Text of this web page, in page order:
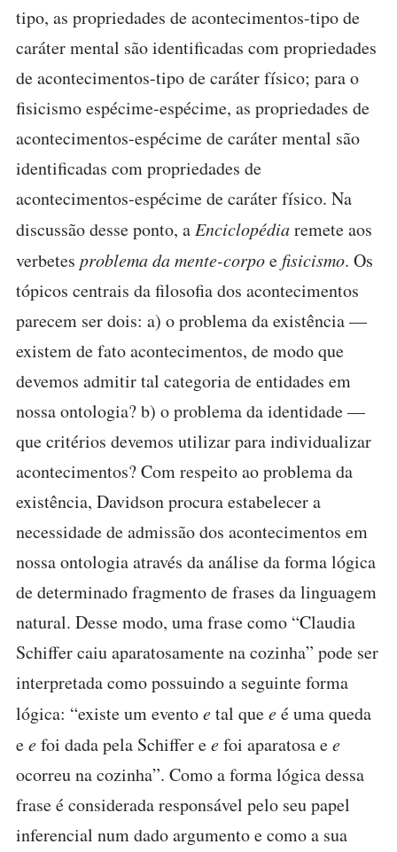
tipo, as propriedades de acontecimentos-tipo de
caráter mental são identificadas com propriedades
de acontecimentos-tipo de caráter físico; para o
fisicismo espécime-espécime, as propriedades de
acontecimentos-espécime de caráter mental são
identificadas com propriedades de
acontecimentos-espécime de caráter físico. Na
discussão desse ponto, a Enciclopédiaremete aos
verbetes problema da mente-corpoe fisicismo. Os
tópicos centrais da filosofia dos acontecimentos
parecem ser dois: a) o problema da existência —
existem de fato acontecimentos, de modo que
devemos admitir tal categoria de entidades em
nossa ontologia? b) o problema da identidade —
que critérios devemos utilizar para individualizar
acontecimentos? Com respeito ao problema da
existência, Davidson procura estabelecer a
necessidade de admissão dos acontecimentos em
nossa ontologia através da análise da forma lógica
de determinado fragmento de frases da linguagem
natural. Desse modo, uma frase como “Claudia
Schiffer caiu aparatosamente na cozinha” pode ser
interpretada como possuindo a seguinte forma
lógica: “existe um eventoetal queeé uma queda
eefoi dada pela Schiffer eefoi aparatosa ee
ocorreu na cozinha”. Como a forma lógica dessa
frase é considerada responsável pelo seu papel
inferencial num dado argumento e como a sua